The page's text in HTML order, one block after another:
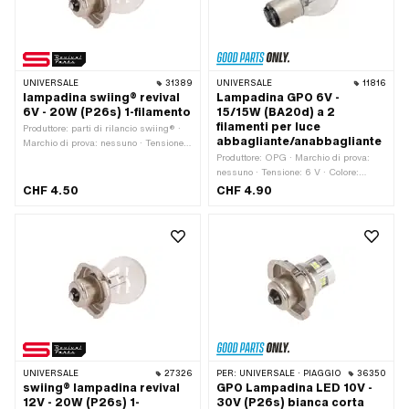
UNIVERSALE 31389
lampadina swiing® revival
6V - 20W (P26s) 1-filamento
Produttore: parti di rilancio swiing® ·
Marchio di prova: nessuno · Tensione:
Porta lampadina: P26 · Ø base: 26
CHF 4.50
UNIVERSALE 11816
Lampadina GPO 6V -
15/15W (BA20d) a 2
filamenti per luce
abbagliante/anabbagliante
Produttore: OPG · Marchio di prova:
nessuno · Tensione: 6 V · Colore:
bianco · Lunghezza totale: 62 mm ·
CHF 4.90
UNIVERSALE 27326
swiing® lampadina revival
12V - 20W (P26s) 1-
PER: UNIVERSALE · PIAGGIO 36350
GPO Lampadina LED 10V -
30V (P26s) bianca corta